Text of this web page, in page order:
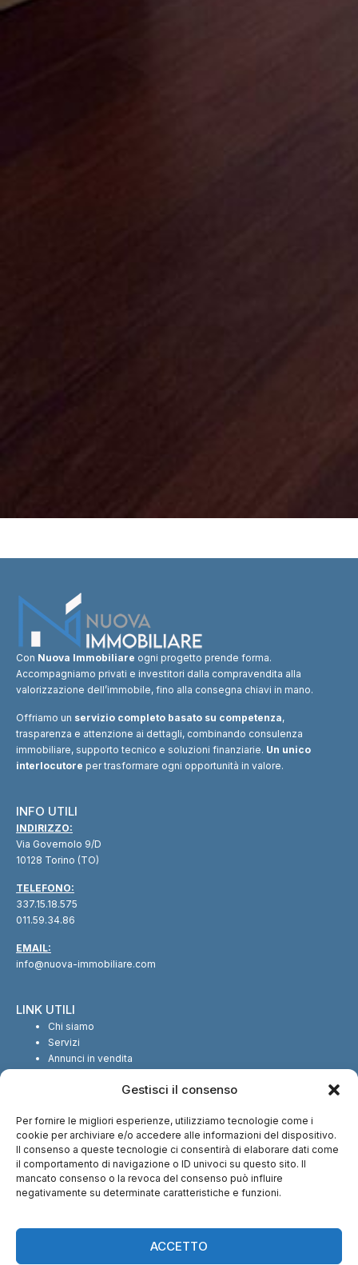
Gestisci il consenso
Per fornire le migliori esperienze, utilizziamo tecnologie come i
cookie per archiviare e/o accedere alle informazioni del dispositivo.
Il consenso a queste tecnologie ci consentirà di elaborare dati come
il comportamento di navigazione o ID univoci su questo sito. Il
mancato consenso o la revoca del consenso può influire
negativamente su determinate caratteristiche e funzioni.
ACCETTO
Con Nuova Immobiliare ogni progetto prende forma.
Accompagniamo privati e investitori dalla compravendita alla
valorizzazione dell’immobile, fino alla consegna chiavi in mano.
Offriamo un servizio completo basato su competenza,
trasparenza e attenzione ai dettagli, combinando consulenza
immobiliare, supporto tecnico e soluzioni finanziarie. Un unico
interlocutore per trasformare ogni opportunità in valore.
INFO UTILI
INDIRIZZO:
Via Governolo 9/D
10128 Torino (TO)
TELEFONO:
337.15.18.575
011.59.34.86
EMAIL:
info@nuova-immobiliare.com
LINK UTILI
Chi siamo
Servizi
Annunci in vendita
SEGUICI SUI SOCIAL
CI TROVI ANCHE SU: